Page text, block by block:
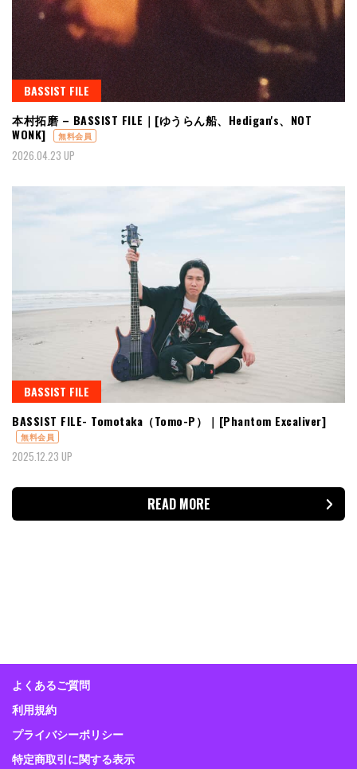
BASSIST FILE
本村拓磨 – BASSIST FILE｜[ゆうらん船、Hedigan's、NOT
WONK]
無料会員
2026.04.23 UP
BASSIST FILE
BASSIST FILE- Tomotaka（Tomo-P）｜[Phantom Excaliver]
無料会員
2025.12.23 UP
READ MORE
よくあるご質問
利用規約
プライバシーポリシー
特定商取引に関する表示